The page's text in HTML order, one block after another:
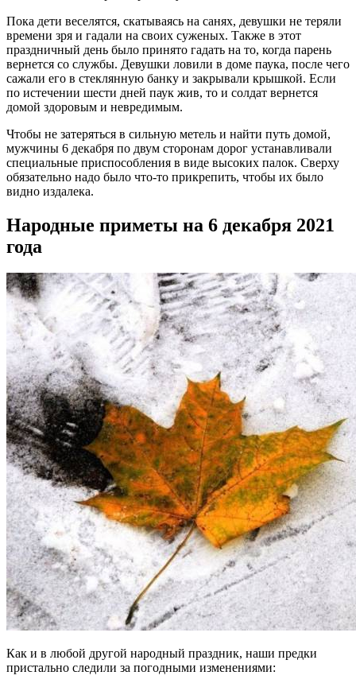
Пока дети веселятся, скатываясь на санях, девушки не теряли
времени зря и гадали на своих суженых. Также в этот
праздничный день было принято гадать на то, когда парень
вернется со службы. Девушки ловили в доме паука, после чего
сажали его в стеклянную банку и закрывали крышкой. Если
по истечении шести дней паук жив, то и солдат вернется
домой здоровым и невредимым.
Чтобы не затеряться в сильную метель и найти путь домой,
мужчины 6 декабря по двум сторонам дорог устанавливали
специальные приспособления в виде высоких палок. Сверху
обязательно надо было что-то прикрепить, чтобы их было
видно издалека.
Народные приметы на 6 декабря 2021
года
Как и в любой другой народный праздник, наши предки
пристально следили за погодными изменениями: